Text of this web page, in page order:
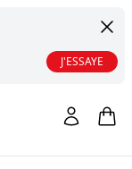
J'ESSAYE